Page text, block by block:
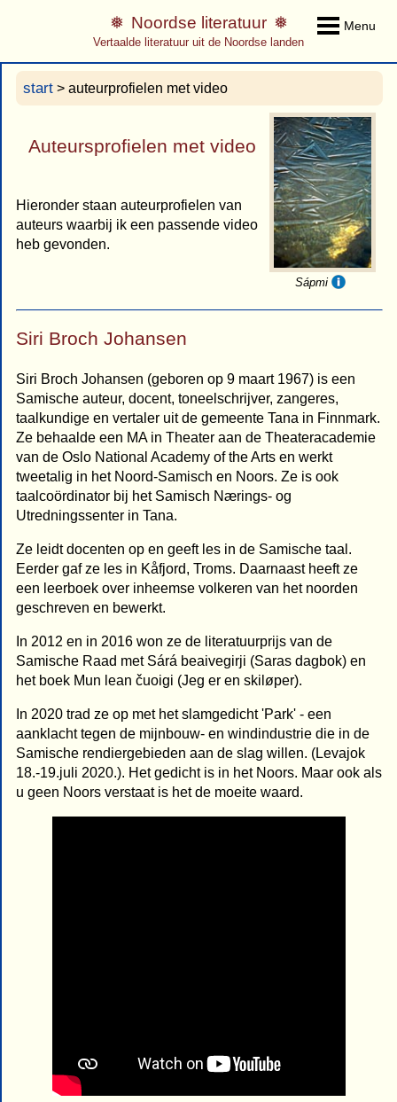
Menu
Noordse literatuur
Vertaalde literatuur uit de Noordse landen
start > auteurprofielen met video
Sápmi
Auteursprofielen met video
Hieronder staan auteurprofielen van
auteurs waarbij ik een passende video
heb gevonden.
Siri Broch Johansen
Siri Broch Johansen (geboren op 9 maart 1967) is een
Samische auteur, docent, toneelschrijver, zangeres,
taalkundige en vertaler uit de gemeente Tana in Finnmark.
Ze behaalde een MA in Theater aan de Theateracademie
van de Oslo National Academy of the Arts en werkt
tweetalig in het Noord-Samisch en Noors. Ze is ook
taalcoördinator bij het Samisch Nærings- og
Utredningssenter in Tana.
Ze leidt docenten op en geeft les in de Samische taal.
Eerder gaf ze les in Kåfjord, Troms. Daarnaast heeft ze
een leerboek over inheemse volkeren van het noorden
geschreven en bewerkt.
In 2012 en in 2016 won ze de literatuurprijs van de
Samische Raad met Sárá beaivegirji (Saras dagbok) en
het boek Mun lean čuoigi (Jeg er en skiløper).
In 2020 trad ze op met het slamgedicht 'Park' - een
aanklacht tegen de mijnbouw- en windindustrie die in de
Samische rendiergebieden aan de slag willen. (Levajok
18.-19.juli 2020.). Het gedicht is in het Noors. Maar ook als
u geen Noors verstaat is het de moeite waard.